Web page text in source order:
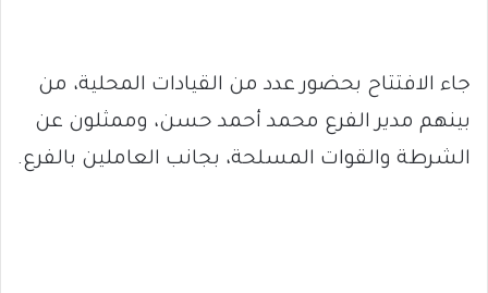
جاء الافتتاح بحضور عدد من القيادات المحلية، من
بينهم مدير الفرع محمد أحمد حسن، وممثلون عن
الشرطة والقوات المسلحة، بجانب العاملين بالفرع.